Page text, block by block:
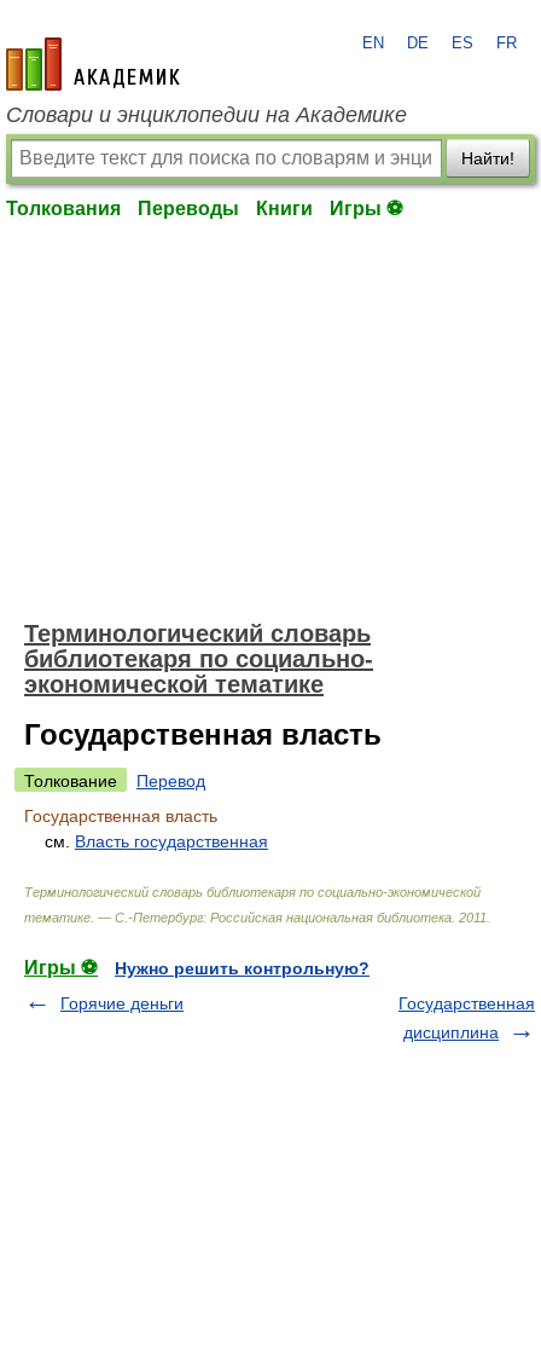
academic.ru
EN DE ES FR
Словари и энциклопедии на Академике
Найти!
Толкования Переводы Книги Игры ⚽
Терминологический словарь
библиотекаря по социально-
экономической тематике
Государственная власть
Толкование
Перевод
Государственная власть
см. Власть государственная
Терминологический словарь библиотекаря по социально-экономической
тематике. — С.-Петербург: Российская национальная библиотека 2011
Игры ⚽
Нужно решить контрольную?
Горячие деньги
Государственная
дисциплина